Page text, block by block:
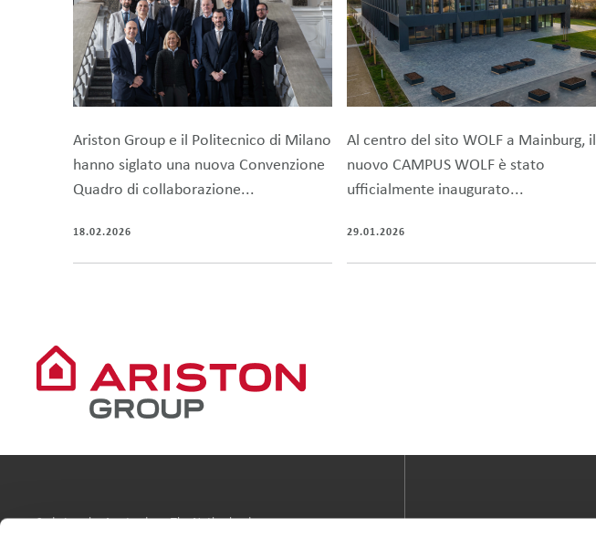
Ariston Group e il Politecnico di Milano
hanno siglato una nuova Convenzione
Quadro di collaborazione...
18.02.2026
Al centro del sito WOLF a Mainburg, il
nuovo CAMPUS WOLF è stato
ufficialmente inaugurato...
29.01.2026
Sede Legale: Amsterdam, The Netherlands